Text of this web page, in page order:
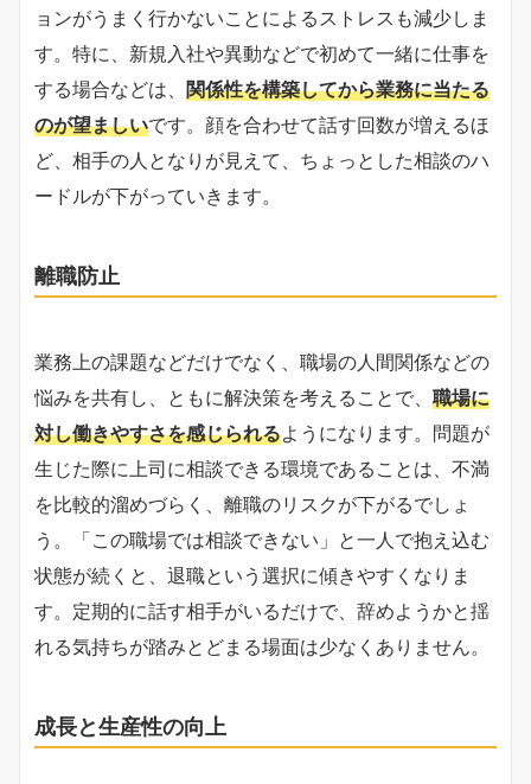
ョンがうまく行かないことによるストレスも減少しま
す。特に、新規入社や異動などで初めて一緒に仕事を
する場合などは、 関係性を構築してから業務に当たる
のが望ましいです。顔を合わせて話す回数が増えるほ
ど、相手の人となりが見えて、ちょっとした相談のハ
ードルが下がっていきます。
離職防止
業務上の課題などだけでなく、職場の人間関係などの
悩みを共有し、ともに解決策を考えることで、 職場に
対し働きやすさを感じられるようになります。問題が
生じた際に上司に相談できる環境であることは、不満
を比較的溜めづらく、離職のリスクが下がるでしょ
う。「この職場では相談できない」と一人で抱え込む
状態が続くと、退職という選択に傾きやすくなりま
す。定期的に話す相手がいるだけで、辞めようかと揺
れる気持ちが踏みとどまる場面は少なくありません。
成長と生産性の向上